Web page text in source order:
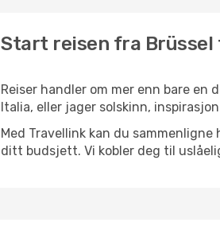
Start reisen fra Brüssel
Reiser handler om mer enn bare
Italia, eller jager solskinn,
Med Travellink kan du
ditt budsjett. Vi kobler deg til